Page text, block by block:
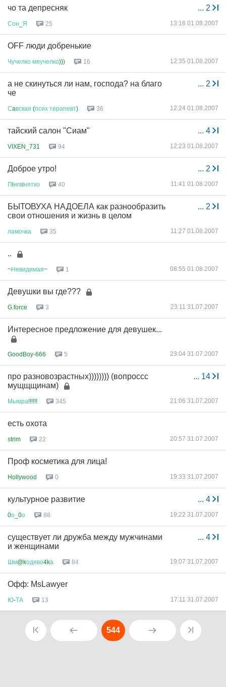
... 2
чо та депресняк
Сон Я 25 13:16 01.08.2007
OFF люди добренькие
Чучелко мяучелко))) 16 12:35 01.08.2007
... 2
а не скинуться ли нам, господа? на благо
че
Сaвская (псих терапевт) 36 12:24 01.08.2007
... 4
тайский салон "Сиам"
VIXEN_731 94 12:23 01.08.2007
... 2
Доброе утро!
Пiнгвiнятко 40 11:41 01.08.2007
... 2
БЫТОВУХА НАДОЕЛА как разнообразить
свои отношения и жизнь в целом
ламочка 35 11:27 01.08.2007
..
~Невидимая~ 1 08:55 01.08.2007
Девушки вы где???
G.force 3 23:11 31.07.2007
Интересное предложение для девушек...
GoodBoy-666 5 23:04 31.07.2007
... 14
про разновозрастных)))))))) (вопроссс
мущщщинам)
Мымра!!!!!! 345 21:06 31.07.2007
есть охота
strim 22 20:57 31.07.2007
Проф косметика для лица!
Hollywood 0 19:33 31.07.2007
... 4
культурное развитие
0о _0о 88 19:22 31.07.2007
... 4
существует ли дружба между мужчинами
и женщинами
Шм@kодяво4kа 84 19:07 31.07.2007
Офф: MsLawyer
Ю-ТА 13 17:11 31.07.2007
544